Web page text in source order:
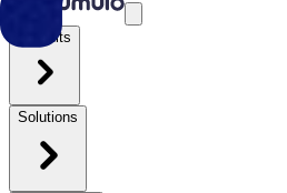
Produits
Solutions